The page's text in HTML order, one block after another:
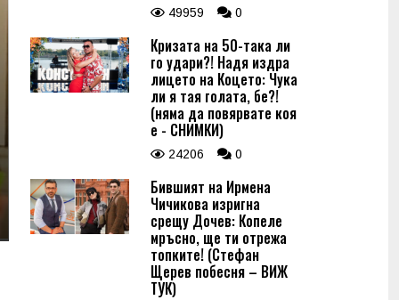
49959 0
Кризата на 50-така ли
го удари?! Надя издра
лицето на Коцето: Чука
ли я тая голата, бе?!
(няма да повярвате коя
е - СНИМКИ)
24206 0
Бившият на Ирмена
Чичикова изригна
срещу Дочев: Копеле
мръсно, ще ти отрежа
топките! (Стефан
Щерев побесня – ВИЖ
ТУК)